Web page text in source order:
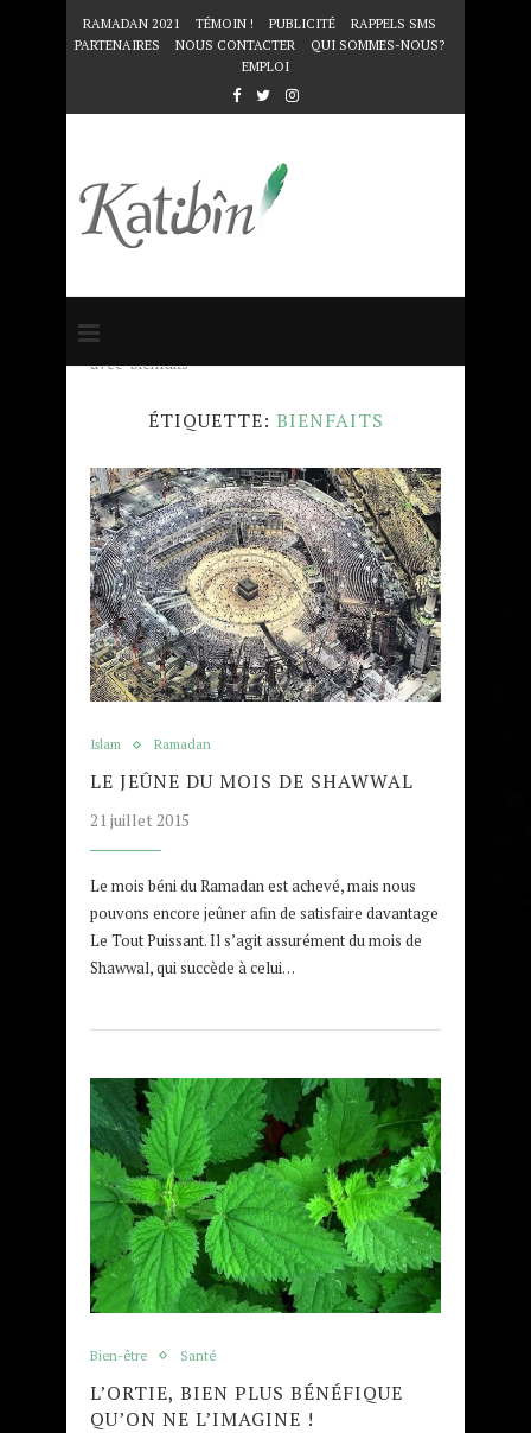
RAMADAN 2021 TÉMOIN ! PUBLICITÉ
RAPPELS SMS
PARTENAIRES
NOUS CONTACTER
QUI SOMMES-NOUS?
EMPLOI
Accueil
avec "bienfaits"
ÉTIQUETTE: BIENFAITS
Islam Ramadan
LE JEÛNE DU MOIS DE SHAWWAL
21 juillet 2015
Le mois béni du Ramadan est achevé, mais nous
pouvons encore jeûner afin de satisfaire davantage
Le Tout Puissant. Il s’agit assurément du mois de
Shawwal, qui succède à celui…
Bien-être Santé
L’ORTIE, BIEN PLUS BÉNÉFIQUE
QU’ON NE L’IMAGINE !